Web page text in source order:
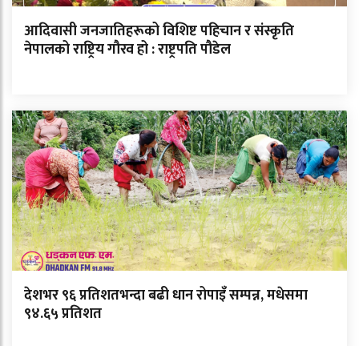
आदिवासी जनजातिहरूको विशिष्ट पहिचान र संस्कृति
नेपालको राष्ट्रिय गौरव हो : राष्ट्रपति पौडेल
देशभर ९६ प्रतिशतभन्दा बढी धान रोपाइँ सम्पन्न, मधेसमा
९४.६५ प्रतिशत